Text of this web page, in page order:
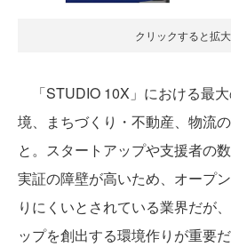
クリックすると拡
「STUDIO 10X」における最
境、まちづくり・不動産、物流
と。スタートアップや支援者の
実証の障壁が高いため、オープ
りにくいとされている業界だが
ップを創出する環境作りが重要